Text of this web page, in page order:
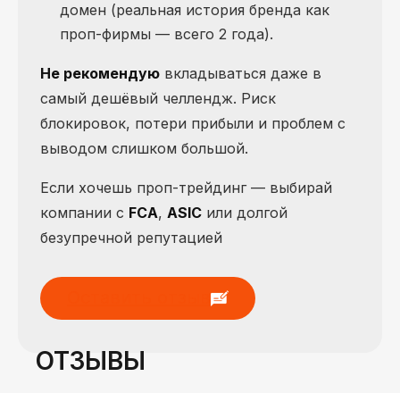
домен (реальная история бренда как
проп-фирмы — всего 2 года).
Не рекомендую вкладываться даже в
самый дешёвый челлендж. Риск
блокировок, потери прибыли и проблем с
выводом слишком большой.
Если хочешь проп-трейдинг — выбирай
компании с FCA, ASIC или долгой
безупречной репутацией
ОТЗЫВЫ